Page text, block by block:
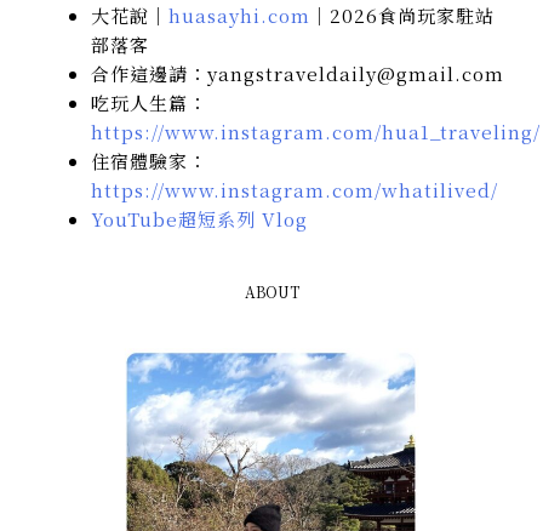
大花說｜ huasayhi.com ｜2026食尚玩家駐站
部落客
合作這邊請：yangstraveldaily@gmail.com
吃玩人生篇：
https://www.instagram.com/hua1_traveling/
住宿體驗家：
https://www.instagram.com/whatilived/
YouTube超短系列 Vlog
ABOUT